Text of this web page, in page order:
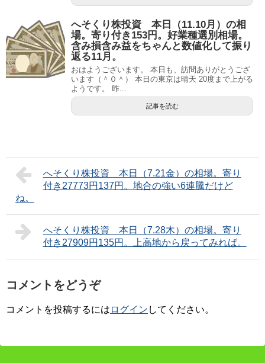
へそくり株投資 本日（11.10月）の相
場。寄り付き153円。好業種選別相場。
含み損含み益をちゃんと数値化して振り
返る11月。
おはようございます。 本日も、訪問ありがとうござ
います（＾０＾） 本日の東京は晴天 20度まで上がる
ようです。 昨...
記事を読む
へそくり株投資 本日（7.21金）の相場。寄り
付き27773円137円。地合の強い6連騰だけど
ね。
へそくり株投資 本日（7.28木）の相場。寄り
付き27909円135円。上高地から戻ってみれば。
コメントをどうぞ
コメントを投稿するには ログイン してください。